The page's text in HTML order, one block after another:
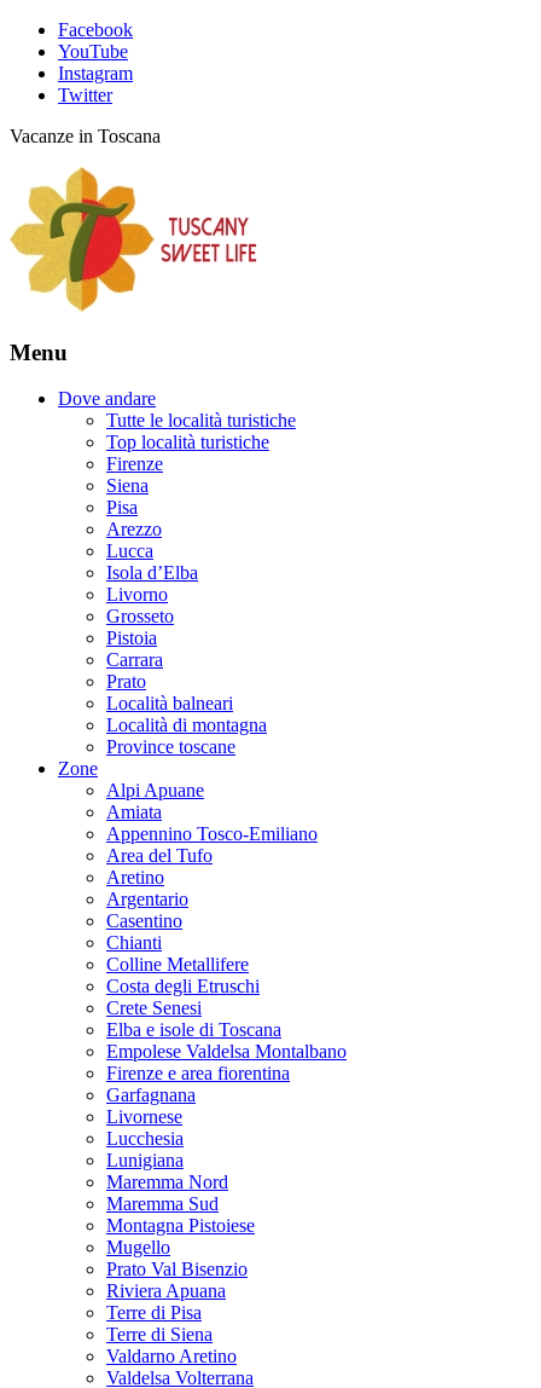
Facebook
YouTube
Instagram
Twitter
Vacanze in Toscana
Menu
Dove andare
Tutte le località turistiche
Top località turistiche
Firenze
Siena
Pisa
Arezzo
Lucca
Isola d’Elba
Livorno
Grosseto
Pistoia
Carrara
Prato
Località balneari
Località di montagna
Province toscane
Zone
Alpi Apuane
Amiata
Appennino Tosco-Emiliano
Area del Tufo
Aretino
Argentario
Casentino
Chianti
Colline Metallifere
Costa degli Etruschi
Crete Senesi
Elba e isole di Toscana
Empolese Valdelsa Montalbano
Firenze e area fiorentina
Garfagnana
Livornese
Lucchesia
Lunigiana
Maremma Nord
Maremma Sud
Montagna Pistoiese
Mugello
Prato Val Bisenzio
Riviera Apuana
Terre di Pisa
Terre di Siena
Valdarno Aretino
Valdelsa Volterrana